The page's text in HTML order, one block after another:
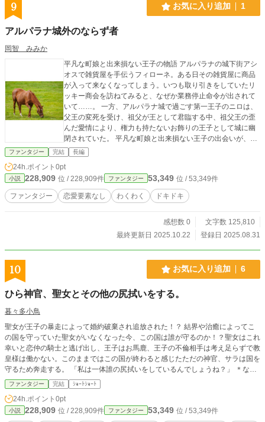
9 お気に入り追加 1
アルパラナ城外のならず者
岡智 みみか
平凡な町娘と出来損ない王子の物語 アルパラナの城下街アシ
オスで雑貨屋を手伝うフィローネ。ある日その雑貨屋に商品
が入って来なくなってしまう。いつも取り引きをしていたリ
ッキー商会を訪ねてみると、なぜか業務停止命令が出されて
いて……。 一方、アルパラナ城で過ごす第一王子のニロは、
父王の変死を受け、祖父が王として君臨する中、祖父王の歪
んだ愛情により、権力も持たないお飾りの王子として城に幽
閉されていた。 平凡な町娘と出来損ない王子の出会いが、ア
シオスの危機を救う！
ファンタジー 完結 長編
24h.ポイント 0pt
小説 228,909 位 / 228,909件 ファンタジー 53,349 位 / 53,349件
ファンタジー 恋愛要素なし わくわく ドキドキ
感想数 0
文字数 125,810
最終更新日 2025.10.22
登録日 2025.08.31
10 お気に入り追加 6
ひら神官、聖女とその他の尻拭いをする。
暮々多小鳥
聖女が王子の暴走によって婚約破棄され追放された！？ 結界や治癒によってこ
の国を守っていた聖女がいなくなった今、この国は誰が守るのか！？聖女はこれ
幸いと恋仲の騎士と逃げ出し、王子はお馬鹿、王子の不倫相手は考え足らずで教
皇様は働かない。このままではこの国が終わると感じたただの神官、サラは国を
守るため奔走する。 「私は一体誰の尻拭いをしているんでしょうね？」 ＊なん
の役職も持たないただの神官が国を守るために頭を悩ませ、どうにか問題に対処
していく苦労話です。恋愛要素はありません。 ＊小説家になろう様に短編とし
て投稿していたものになります。
ファンタジー 完結 ｼｮｰﾄｼｮｰﾄ
24h.ポイント 0pt
小説 228,909 位 / 228,909件 ファンタジー 53,349 位 / 53,349件